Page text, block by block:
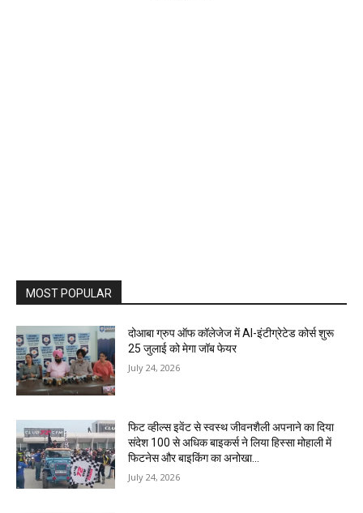
MOST POPULAR
दोआबा ग्रुप ऑफ कॉलेजेज में AI-इंटीग्रेटेड कोर्स शुरू
25 जुलाई को मेगा जॉब फेयर
July 24, 2026
फिट व्हील्स इवेंट से स्वस्थ जीवनशैली अपनाने का दिया
संदेश 100 से अधिक बाइकर्स ने लिया हिस्सा मोहाली में
फिटनेस और बाइकिंग का अनोखा...
July 24, 2026